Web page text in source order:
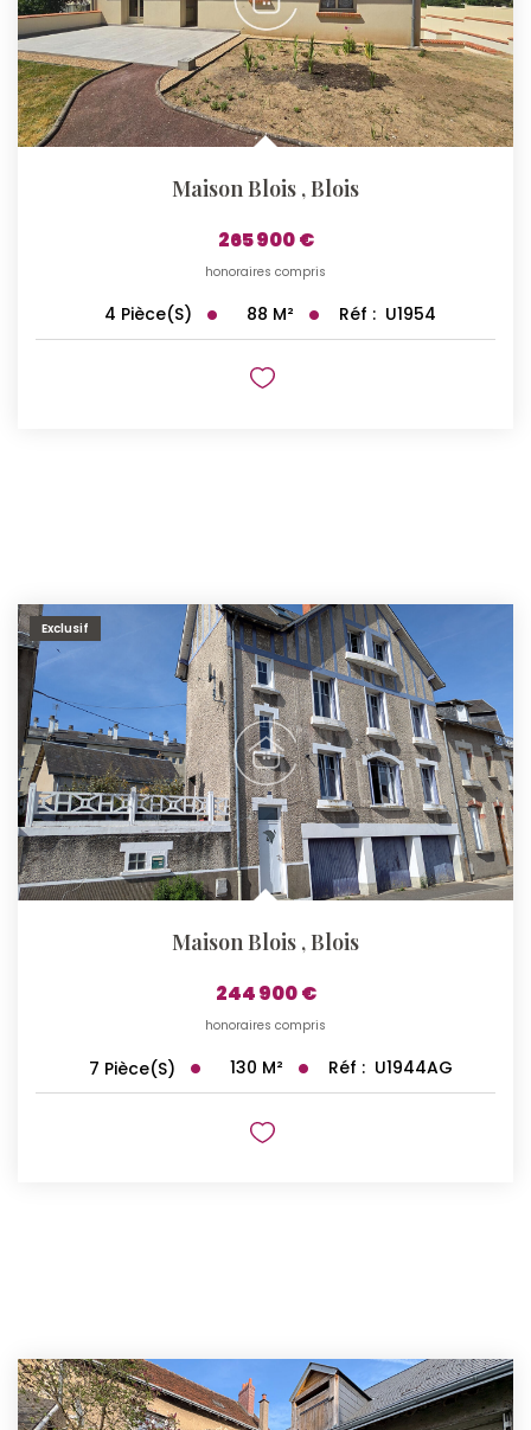
Maison Blois ,Blois
265 900 €
honoraires compris
4 Pièce(s) 88 M² Réf : U1954
Exclusif
Maison Blois ,Blois
244 900 €
honoraires compris
7 Pièce(s) 130 M² Réf : U1944AG